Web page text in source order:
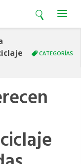
Open search
Open
CATEGORÍAS